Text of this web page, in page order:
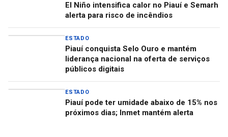
El Niño intensifica calor no Piauí e Semarh
alerta para risco de incêndios
ESTADO
Piauí conquista Selo Ouro e mantém
liderança nacional na oferta de serviços
públicos digitais
ESTADO
Piauí pode ter umidade abaixo de 15% nos
próximos dias; Inmet mantém alerta